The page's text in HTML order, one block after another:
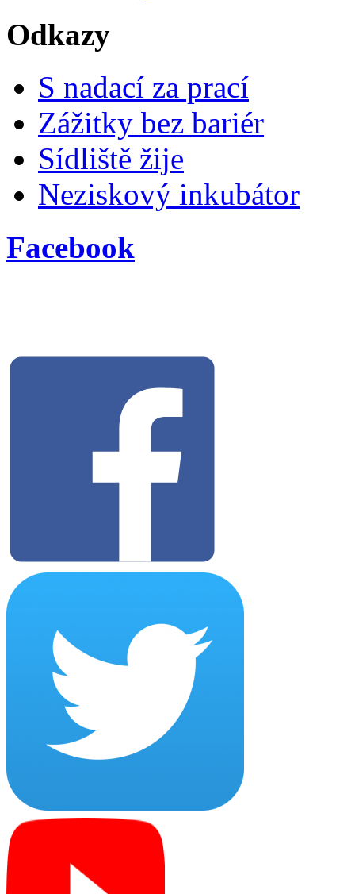
Odkazy
S nadací za prací
Zážitky bez bariér
Sídliště žije
Neziskový inkubátor
Facebook